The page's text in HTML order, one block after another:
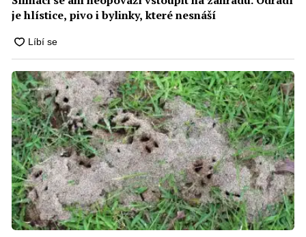
je hlístice, pivo i bylinky, které nesnáší